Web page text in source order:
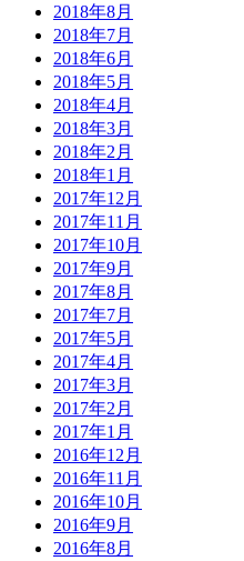
2018年8月
2018年7月
2018年6月
2018年5月
2018年4月
2018年3月
2018年2月
2018年1月
2017年12月
2017年11月
2017年10月
2017年9月
2017年8月
2017年7月
2017年5月
2017年4月
2017年3月
2017年2月
2017年1月
2016年12月
2016年11月
2016年10月
2016年9月
2016年8月